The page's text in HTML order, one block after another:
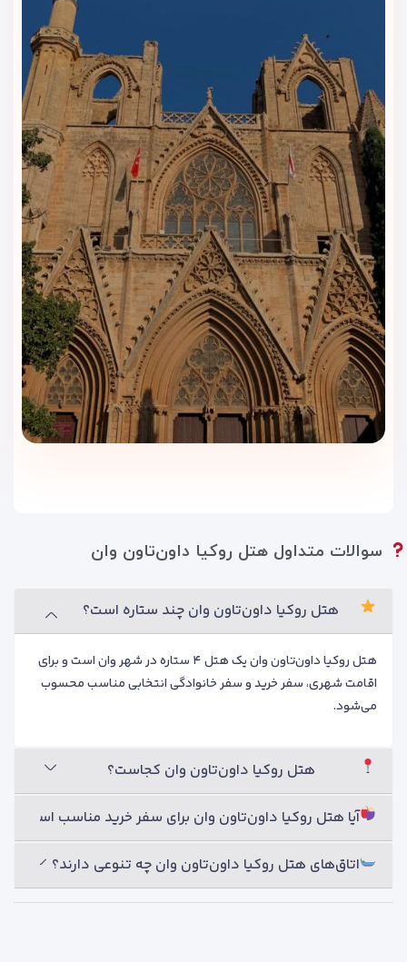
خدمات نظافت به مرتب ماندن فضای اتاق کمک می‌کند. این ویژگی
برای اقامت‌های چندروزه اهمیت بیشتری دارد و باعث می‌شود
مهمانان در محیطی تمیزتر و آرام‌تر استراحت کنند.
نگهداری چمدان
اگر زودتر از زمان تحویل اتاق به هتل برسید یا بعد از تخلیه اتاق
هنوز برای خرید و گشت شهری زمان داشته باشید، نگهداری چمدان
می‌تواند اقامت شما را راحت‌تر کند.
لابی و فضای انتظار
لابی هتل فضایی مناسب برای انتظار، هماهنگی با همراهان و
استراحت کوتاه ایجاد می‌کند. این بخش برای زمان ورود، خروج یا
برگشت از خرید کاربردی است.
چرا هتل روکیا داون‌تاون وان را با
ویداگشت رزرو کنیم؟
رزروهتل روکیا داون‌تاون وان
مناسب است که می‌خواهند در مرکز شهر اقامت کنند، به بازارها و
مراکز خرید دسترسی خوبی داشته باشند و در فضایی شیک و مرتب
استراحت کنند.
قیمت‌گذاری شفاف و قابل بررسی
ویداگشت قیمت، نوع اتاق، خدمات هتل و شرایط رزرو را شفاف
بررسی می‌کند. شما قبل از نهایی کردن سفر، گزینه‌های موجود را
سوالات متداول هتل روکیا داون‌تاون وان
هتل روکیا داون‌تاون وان چند ستاره است؟
هتل روکیا داون‌تاون وان یک هتل ۴ ستاره در شهر وان است و برای
اقامت شهری، سفر خرید و سفر خانوادگی انتخابی مناسب محسوب
می‌شود.
هتل روکیا داون‌تاون وان کجاست؟
آیا هتل روکیا داون‌تاون وان برای سفر خرید مناسب است؟
اتاق‌های هتل روکیا داون‌تاون وان چه تنوعی دارند؟